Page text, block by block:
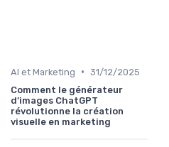
AI et Marketing • 31/12/2025
Comment le générateur
d’images ChatGPT
révolutionne la création
visuelle en marketing